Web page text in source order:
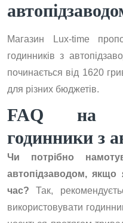
Магазин Lux-time
годинників з
починається від 1620
для різних бюджетів.
FAQ на
годинники з
Чи потрібно
автопідзаводом,
час? Так,
використовувати